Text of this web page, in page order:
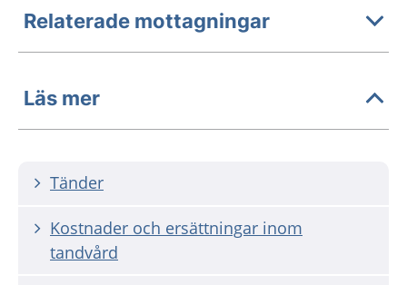
Relaterade mottagningar
Läs mer
Tänder
Kostnader och ersättningar inom
tandvård